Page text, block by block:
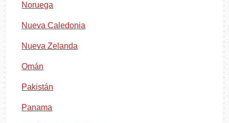
Noruega
Nueva Caledonia
Nueva Zelanda
Omán
Pakistán
Panama